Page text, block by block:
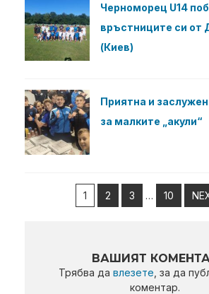
Черноморец U14
връстниците си от
(Киев)
Приятна и
за малките „акули“
1 2 3 … 10
ВАШИЯТ
Трябва да влезете , за да
коментар.